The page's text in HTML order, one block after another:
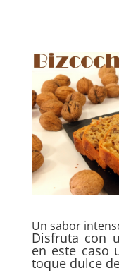
Un sabor
Disfruta con
en este caso
toque dulce